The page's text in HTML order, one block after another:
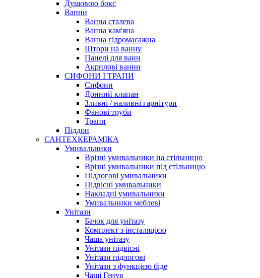
Душовою бокс
Ванни
Ванна сталева
Ванна кам'яна
Ванна гідромасажна
Штори на ванну
Панелі для ванн
Акрилові ванни
СИФОНИ І ТРАПИ
Сифони
Донний клапан
Зливні / наливні гарнітури
Фанові труби
Трапи
Піддон
САНТЕХКЕРАМІКА
Умивальники
Врізні умивальники на стільницю
Врізні умивальники під стільницю
Підлогові умивальники
Підвісні умивальники
Накладні умивальники
Умивальники меблеві
Унітази
Бачок для унітазу
Комплект з інсталяцією
Чаша унітазу
Унітази підвісні
Унітази підлогові
Унітази з функцією біде
Чаші Генуя